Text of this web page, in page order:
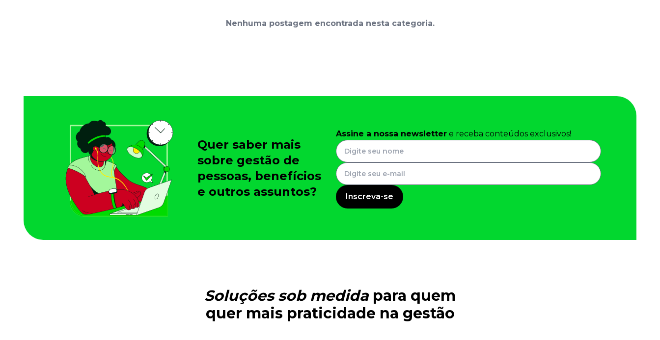
Todos os Cursos
Explore o nosso acervo
Departamento Pessoal
Para simplificar os processos
Gestão de Empresas e Negócios
Eleve os resultados da organização
Gestão de Pessoas e Liderança
Capacitação com especialistas
Recursos Humanos
Treinamento de Produto
Nenhuma postagem encontrada nesta categoria.
Quer saber mais
sobre gestão de
pessoas, benefícios
e outros assuntos?
Assine a nossa newsletter e receba conteúdos exclusivos!
Inscreva-se
Soluções sob medida para quem
quer mais praticidade na gestão